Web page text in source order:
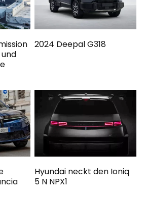
2024 Deepal G318
Hyundai neckt den Ioniq
5 N NPX1